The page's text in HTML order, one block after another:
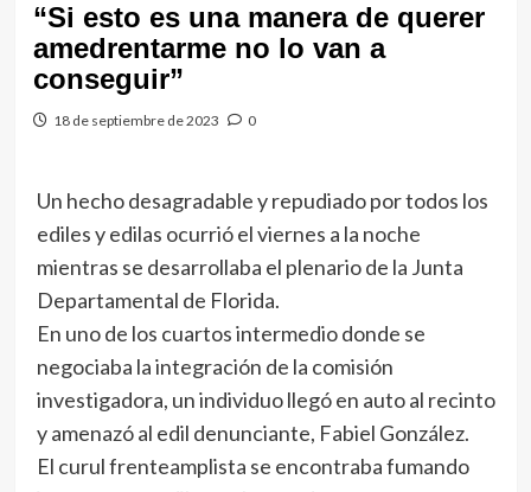
“Si esto es una manera de querer
amedrentarme no lo van a
conseguir”
18 de septiembre de 2023 0
Un hecho desagradable y repudiado por todos los
ediles y edilas ocurrió el viernes a la noche
mientras se desarrollaba el plenario de la Junta
Departamental de Florida.
En uno de los cuartos intermedio donde se
negociaba la integración de la comisión
investigadora, un individuo llegó en auto al recinto
y amenazó al edil denunciante, Fabiel González.
El curul frenteamplista se encontraba fumando